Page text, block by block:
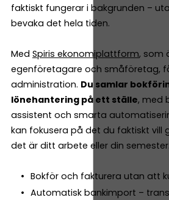
faktiskt fungerar i bakgrunden –
bevaka det hela tiden.
Med Spiris ekonomiplattform, som
egenföretagare och småföretag,
administration. Du samlar
lönehantering på ett ställe, med
assistent och smarta
kan fokusera på det du faktiskt vill
det är ditt arbete eller din semester.
Bokför och fakturera utan att
Automatisk bankimport –